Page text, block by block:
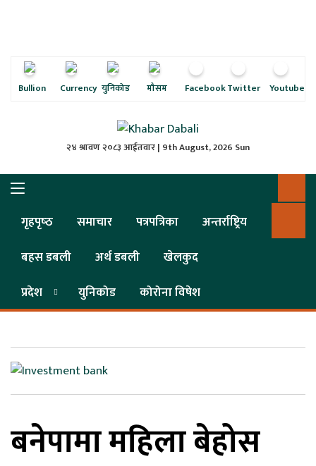
Bullion Currency युनिकोड मौसम FacebookTwitter Youtube
२४ श्रावण २०८३ आईतवार | 9th August, 2026 Sun
गृहपृष्‍ठ समाचार पत्रपत्रिका
अन्तर्राष्ट्रिय
बहस डबली
अर्थ डबली
खेलकुद
प्रदेश
युनिकोड कोरोना विषेश
बनेपामा महिला बेहोस